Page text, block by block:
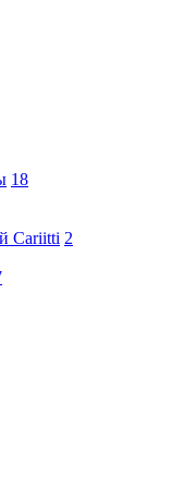
18
Cariitti 2